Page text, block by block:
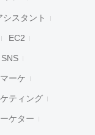
シスタント
EC2
SNS
マーケ
ティング
ケター